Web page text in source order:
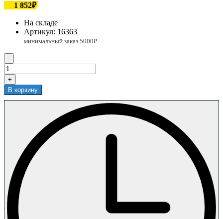
1 852₽
На складе
Артикул: 16363
-
+
В корзину